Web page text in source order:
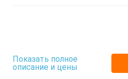
Показать полное
описание и цены